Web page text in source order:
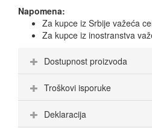
Napomena:
Za kupce iz Srbije važeća
Za kupce iz inostranstva
Dostupnost proizvoda
Troškovi isporuke
Deklaracija